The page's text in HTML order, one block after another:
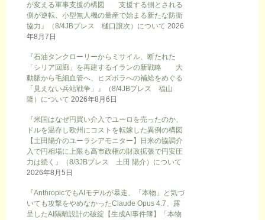
が変える軍事支援の構図 支援する側とされる
側が逆転、小型無人機の量産で始まる新たな防衛
協力』（8/4JBプレス 樋口譲次）について 2026
年8月7日
『石油タンクローリーからミサイル、断たれた
「シリア回廊」を再建するイランの新戦略 大
動脈から毛細血管へ、ヒズボラへの補給をめぐる
「見えない兵站戦争」』（8/4JBプレス 福山
隆）について 2026年8月6日
『米国はなぜ円買い介入でユーロを売ったのか、
ドルを温存し欧州にコストを転嫁した異例の構図
【土田陽介のユーラシアモニター】日米の協調介
入で円相場に上限も高市政権の財政拡張で円安圧
力は続く』（8/3JBプレス 土田 陽介）について
2026年8月5日
『AnthropicでもAIモデルが暴走、「本物」と気づ
いても攻撃をやめなかったClaude Opus 4.7、露
呈したAI隔離設計の破綻【生成AI事件簿】「本物